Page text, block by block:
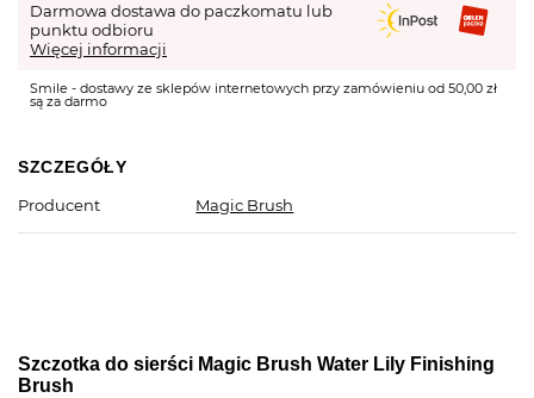
Darmowa dostawa do paczkomatu lub
punktu odbioru
Więcej informacji
Smile - dostawy ze sklepów internetowych przy zamówieniu od 50,00 zł
są za darmo
SZCZEGÓŁY
Producent
Magic Brush
Szczotka do sierści Magic Brush Water Lily Finishing
Brush